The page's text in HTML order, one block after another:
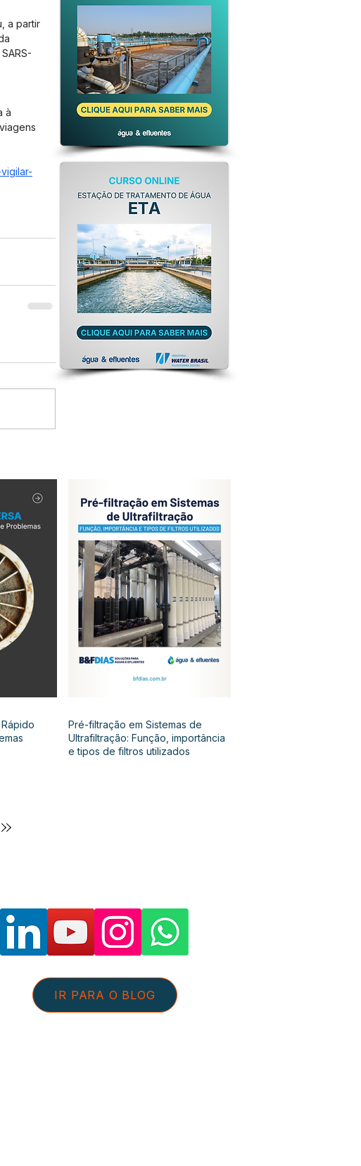
a partir
à
Pré-filtração em Sistemas de
Ultrafiltração: Função, importância
e tipos de filtros utilizados
IR PARA O BLOG